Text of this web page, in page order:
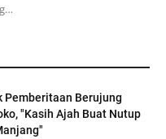
Pemberitaan Berujung
"Kasih Ajah Buat Nutup